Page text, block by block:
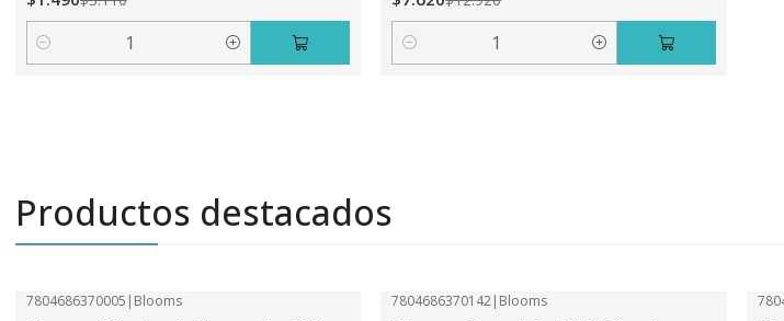
Cantidad Cantidad
Productos destacados
7804686370005 | Blooms 7804686370142| Blooms